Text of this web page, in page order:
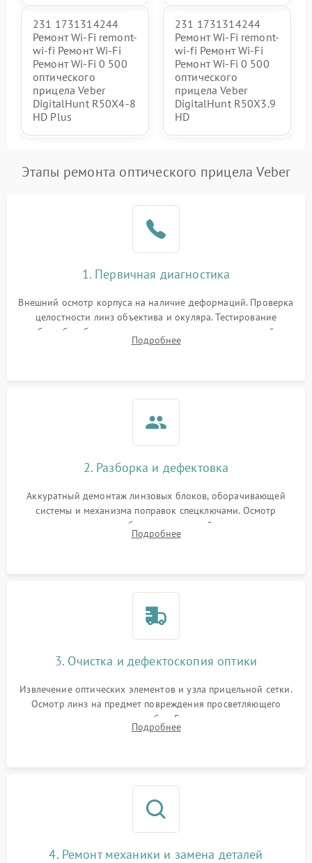
231 1731314244
Ремонт Wi-Fi remont-
wi-fi Ремонт Wi-Fi
Ремонт Wi-Fi 0 500
оптического
прицела Veber
DigitalHunt R50X4-8
HD Plus
231 1731314244
Ремонт Wi-Fi remont-
wi-fi Ремонт Wi-Fi
Ремонт Wi-Fi 0 500
оптического
прицела Veber
DigitalHunt R50X3.9
HD
Этапы ремонта оптического прицела Veber
1. Первичная диагностика
Внешний осмотр корпуса на наличие деформаций. Проверка
целостности линз объектива и окуляра. Тестирование
работы барабанчиков ввода поправок, кольца отстройки
параллакса и зума. Выявление сколов, внутренних
Подробнее
2. Разборка и дефектовка
Аккуратный демонтаж линзовых блоков, оборачивающей
системы и механизма поправок спецключами. Осмотр
внутренних резьбовых соединений, пружин и
уплотнительных колец. Поиск причин люфта, смещения
Подробнее
3. Очистка и дефектоскопия оптики
Извлечение оптических элементов и узла прицельной сетки.
Осмотр линз на предмет повреждения просветляющего
покрытия или появления грибка. Бережная очистка стекол
спецрастворами. Проверка целостности гравированной
Подробнее
4. Ремонт механики и замена деталей